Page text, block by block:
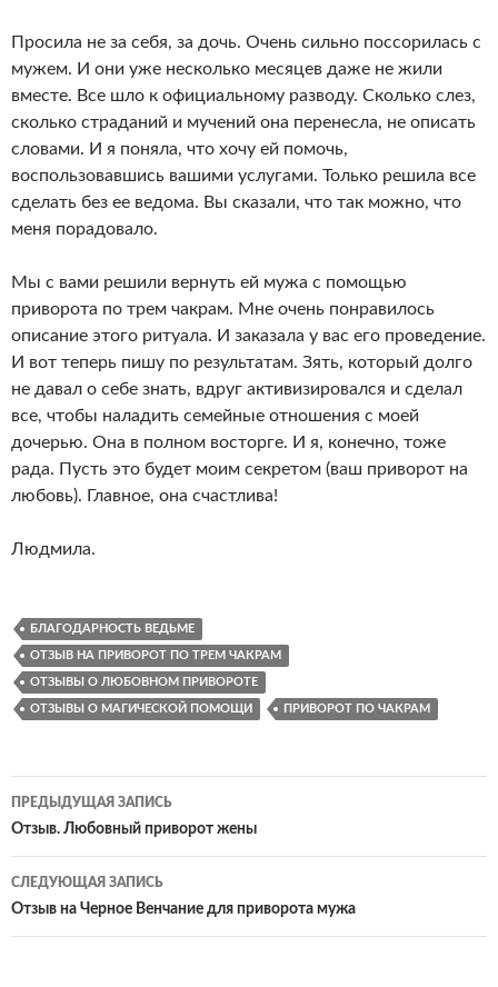
Просила не за себя, за дочь. Очень сильно поссорилась с
мужем. И они уже несколько месяцев даже не жили
вместе. Все шло к официальному разводу. Сколько слез,
сколько страданий и мучений она перенесла, не описать
словами. И я поняла, что хочу ей помочь,
воспользовавшись вашими услугами. Только решила все
сделать без ее ведома. Вы сказали, что так можно, что
меня порадовало.
Мы с вами решили вернуть ей мужа с помощью
приворота по трем чакрам. Мне очень понравилось
описание этого ритуала. И заказала у вас его проведение.
И вот теперь пишу по результатам. Зять, который долго
не давал о себе знать, вдруг активизировался и сделал
все, чтобы наладить семейные отношения с моей
дочерью. Она в полном восторге. И я, конечно, тоже
рада. Пусть это будет моим секретом (ваш приворот на
любовь). Главное, она счастлива!
Людмила.
БЛАГОДАРНОСТЬ ВЕДЬМЕ
ОТЗЫВ НА ПРИВОРОТ ПО ТРЕМ ЧАКРАМ
ОТЗЫВЫ О ЛЮБОВНОМ ПРИВОРОТЕ
ОТЗЫВЫ О МАГИЧЕСКОЙ ПОМОЩИ ПРИВОРОТ ПО ЧАКРАМ
Навигация
по
записям
ПРЕДЫДУЩАЯ ЗАПИСЬ
Отзыв. Любовный приворот жены
СЛЕДУЮЩАЯ ЗАПИСЬ
Отзыв на Черное Венчание для приворота мужа